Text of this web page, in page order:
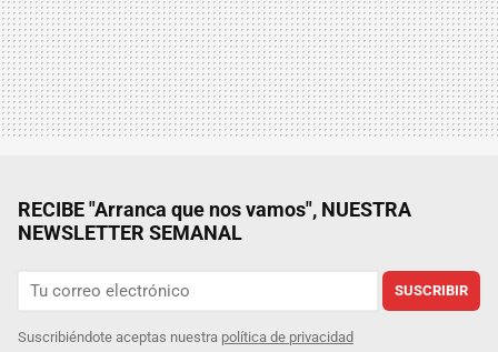
RECIBE "Arranca que nos vamos", NUESTRA
NEWSLETTER SEMANAL
SUSCRIBIR
Suscribiéndote aceptas nuestra política de privacidad